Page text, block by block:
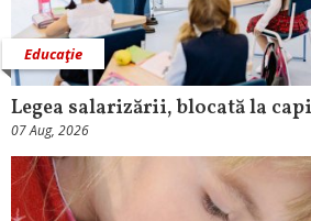
Educaţie
Legea salarizării, blocată la
07 Aug, 2026